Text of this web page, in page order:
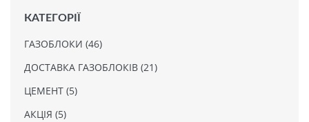
КАТЕГОРІЇ
ГАЗОБЛОКИ (46)
ДОСТАВКА ГАЗОБЛОКІВ (21)
ЦЕМЕНТ (5)
АКЦІЯ (5)